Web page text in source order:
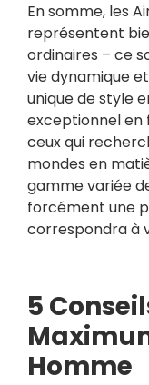
En somme, les
représentent
ordinaires – ce
vie dynamique
unique de style
exceptionnel en
ceux qui
mondes en
gamme variée
forcément une
correspondra à
5
Homme